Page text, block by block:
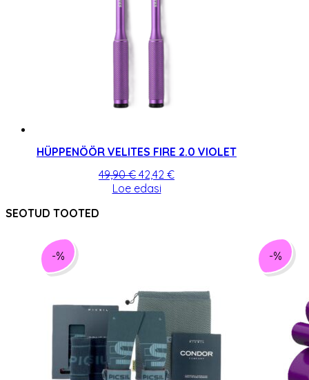
HÜPPENÖÖR VELITES FIRE 2.0 VIOLET
49,90€ Algne
hind
42,42 €Praegune
Loe edasi
SEOTUD TOOTED
-% -%